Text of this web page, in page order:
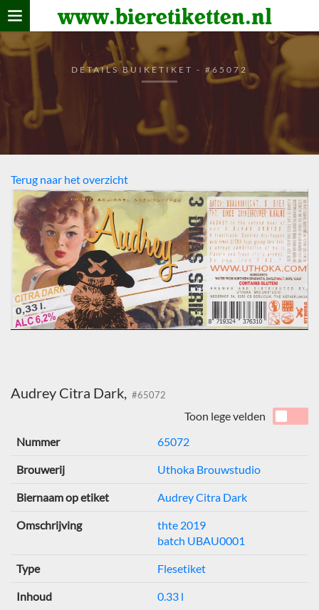
www.bieretiketten.nl
Home
verzamelen
De bierkaart
Bezoekers
DETAILS BUIKETIKET - #65072
Terug naar het overzicht
Audrey Citra Dark, #65072
Toon lege velden
Nummer
65072
Brouwerij Uthoka Brouwstudio
Biernaam op etiket Audrey Citra Dark
Omschrijving
thte 2019
batch UBAU0001
Type Flesetiket
Inhoud 0.33 l